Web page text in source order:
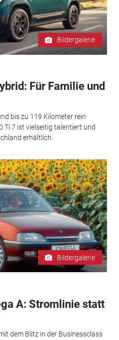
Bildergalerie
Für Familie und
bis zu 119 Kilometer rein
Ti 7 ist vielseitig talentiert und
erhältlich.
Bildergalerie
A: Stromlinie statt
dem Blitz in der Businessclass